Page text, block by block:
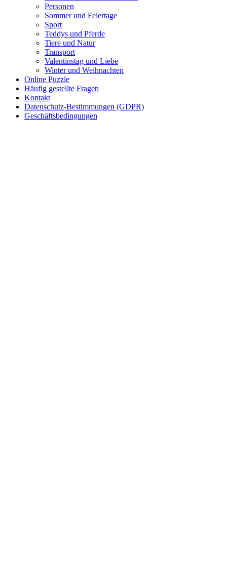
Teddys und Pferde
Tiere und Natur
Valentinstag und Liebe
Winter und Weihnachten
Nezaradené
Unkategorisiert
Personen
Sommer und Feiertage
Sport
Teddys und Pferde
Tiere und Natur
Transport
Valentinstag und Liebe
Winter und Weihnachten
Online Puzzle
Häufig gestellte Fragen
Kontakt
Datenschutz-Bestimmungen (GDPR)
Geschäftsbedingungen